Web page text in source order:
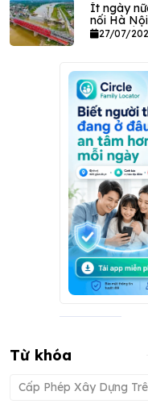
Ít ngày
nối Hà
thay thế
27/07/
Từ khóa
Cấp Phép Xây Dựng